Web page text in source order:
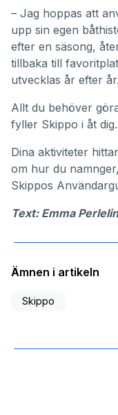
– Jag hoppas att
upp sin egen
efter en säsong,
tillbaka till
utvecklas år efter år.
Allt du behöver
fyller Skippo i åt dig.
Dina aktiviteter
om hur du
Skippos
Text: Emma Perlelin
Ämnen i artikeln
Skippo